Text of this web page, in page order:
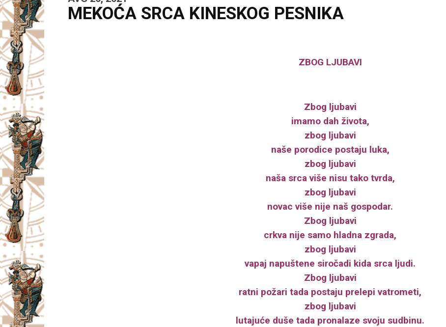
MEKOĆA SRCA KINESKOG PESNIKA
ZBOG LJUBAVI
Zbog ljubavi
imamo dah života,
zbog ljubavi
naše porodice postaju luka,
zbog ljubavi
naša srca više nisu tako tvrda,
zbog ljubavi
novac više nije naš gospodar.
Zbog ljubavi
crkva nije samo hladna zgrada,
zbog ljubavi
vapaj napuštene siročadi kida srca ljudi.
Zbog ljubavi
ratni požari tada postaju prelepi vatrometi,
zbog ljubavi
lutajuće duše tada pronalaze svoju sudbinu.